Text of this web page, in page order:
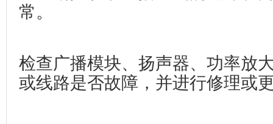
常。
检查广播模块、扬声器、功率放
或线路是否故障，并进行修理或